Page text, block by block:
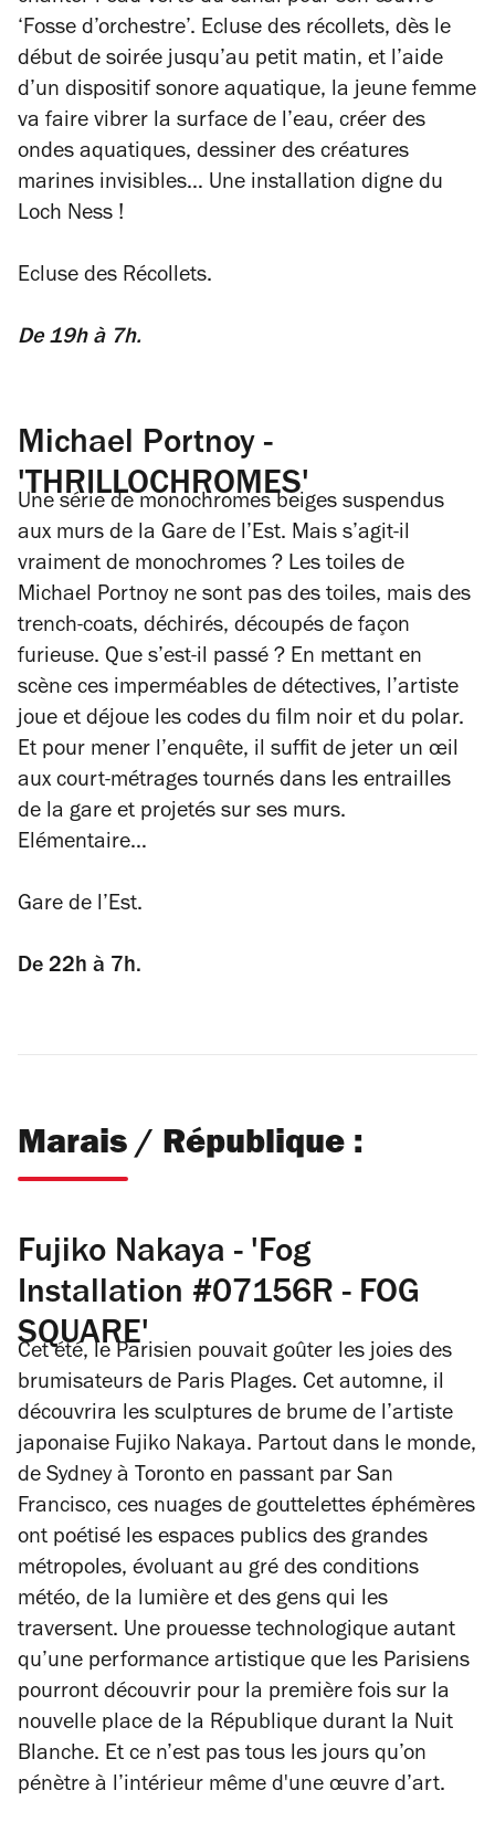
‘Fosse d’orchestre’. Ecluse des récollets, dès le
début de soirée jusqu’au petit matin, et l’aide
d’un dispositif sonore aquatique, la jeune femme
va faire vibrer la surface de l’eau, créer des
ondes aquatiques, dessiner des créatures
marines invisibles… Une installation digne du
Loch Ness !
Ecluse des Récollets.
De 19h à 7h.
Michael Portnoy -
'THRILLOCHROMES'
Une série de monochromes beiges suspendus
aux murs de la Gare de l’Est. Mais s’agit-il
vraiment de monochromes ? Les toiles de
Michael Portnoy ne sont pas des toiles, mais des
trench-coats, déchirés, découpés de façon
furieuse. Que s’est-il passé ? En mettant en
scène ces imperméables de détectives, l’artiste
joue et déjoue les codes du film noir et du polar.
Et pour mener l’enquête, il suffit de jeter un œil
aux court-métrages tournés dans les entrailles
de la gare et projetés sur ses murs.
Elémentaire…
Gare de l’Est.
De 22h à 7h.
Marais / République :
Fujiko Nakaya - 'Fog
Installation #07156R - FOG
SQUARE'
Cet été, le Parisien pouvait goûter les joies des
brumisateurs de Paris Plages. Cet automne, il
découvrira les sculptures de brume de l’artiste
japonaise Fujiko Nakaya. Partout dans le monde,
de Sydney à Toronto en passant par San
Francisco, ces nuages de gouttelettes éphémères
ont poétisé les espaces publics des grandes
métropoles, évoluant au gré des conditions
météo, de la lumière et des gens qui les
traversent. Une prouesse technologique autant
qu’une performance artistique que les Parisiens
pourront découvrir pour la première fois sur la
nouvelle place de la République durant la Nuit
Blanche. Et ce n’est pas tous les jours qu’on
pénètre à l’intérieur même d'une œuvre d’art.